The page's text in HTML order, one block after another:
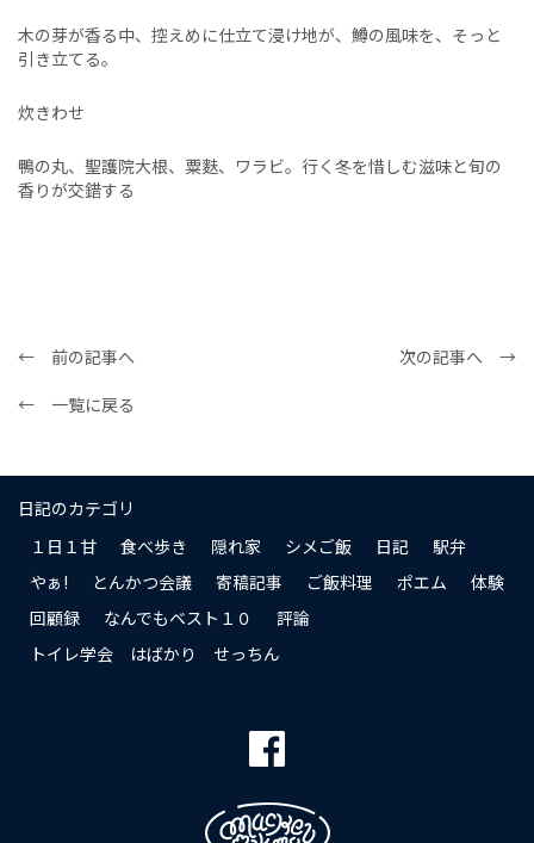
木の芽が香る中、控えめに仕立て浸け地が、鱒の風味を、そっと
引き立てる。
炊きわせ
鴨の丸、聖護院大根、粟麩、ワラビ。行く冬を惜しむ滋味と旬の
香りが交錯する
← 前の記事へ
次の記事へ →
← 一覧に戻る
日記のカテゴリ
１日１甘
食べ歩き 隠れ家 シメご飯 日記
駅弁
やぁ!
とんかつ会議 寄稿記事 ご飯料理 ポエム
体験
回顧録
なんでもベスト１０
評論
トイレ学会 はばかり せっちん